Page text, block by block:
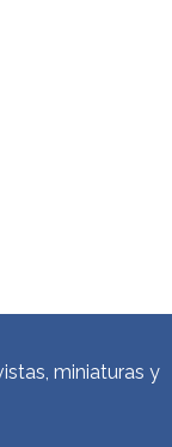
miniaturas y